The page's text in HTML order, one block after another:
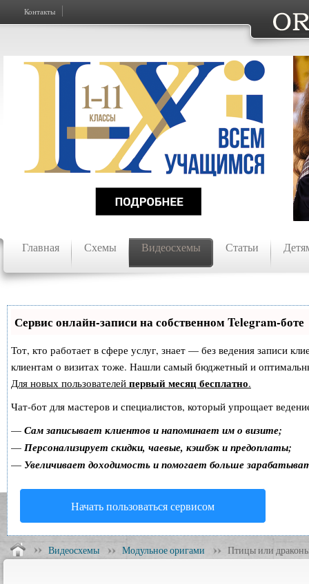
Контакты
Главная Схемы Видеосхемы Статьи
Сервис онлайн-записи на собственном Telegram-боте
Тот, кто работает в сфере услуг, знает — без ведения записи
клиентам о визитах тоже. Нашли самый бюджетный и
Для новых пользователей первый месяц бесплатно.
Чат-бот для мастеров и специалистов, который упрощает
— Сам записывает клиентов и напоминает им о визите;
— Персонализирует скидки, чаевые, кэшбэк и предоплаты;
— Увеличивает доходимость и помогает больше
Начать пользоваться сервисом
Видеосхемы Модульное оригами Птицы или